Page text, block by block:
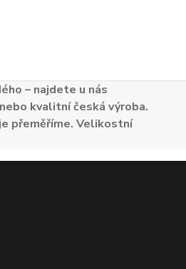
– najdete u nás
kvalitní česká výroba.
přeměříme. Velikostní